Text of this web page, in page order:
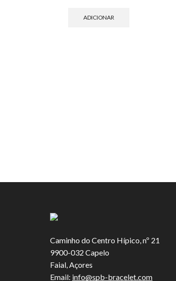
ADICIONAR
Caminho do Centro Hípico, nº 21
9900-032 Capelo
Faial, Açores
Email: info@spb-bracelet.com